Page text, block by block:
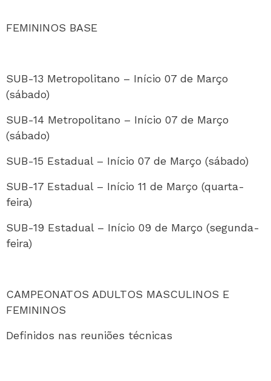
FEMININOS BASE
SUB-13 Metropolitano – Início 07 de Março
(sábado)
SUB-14 Metropolitano – Início 07 de Março
(sábado)
SUB-15 Estadual – Início 07 de Março (sábado)
SUB-17 Estadual – Início 11 de Março (quarta-
feira)
SUB-19 Estadual – Início 09 de Março (segunda-
feira)
CAMPEONATOS ADULTOS MASCULINOS E
FEMININOS
Definidos nas reuniões técnicas